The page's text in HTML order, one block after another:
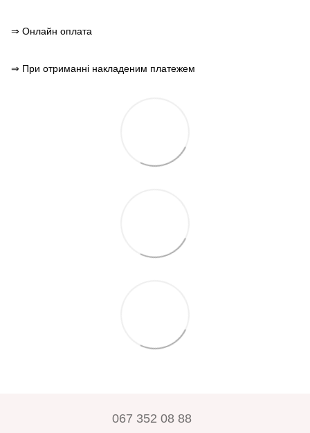
⇒ Онлайн оплата
⇒ При отриманні накладеним платежем
067 352 08 88